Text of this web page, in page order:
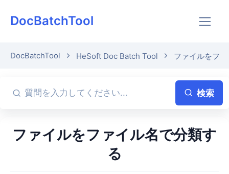
DocBatchTool
DocBatchTool HeSoft Doc Batch Tool ファイルをフ
検索
ファイルをファイル名で分類す
る